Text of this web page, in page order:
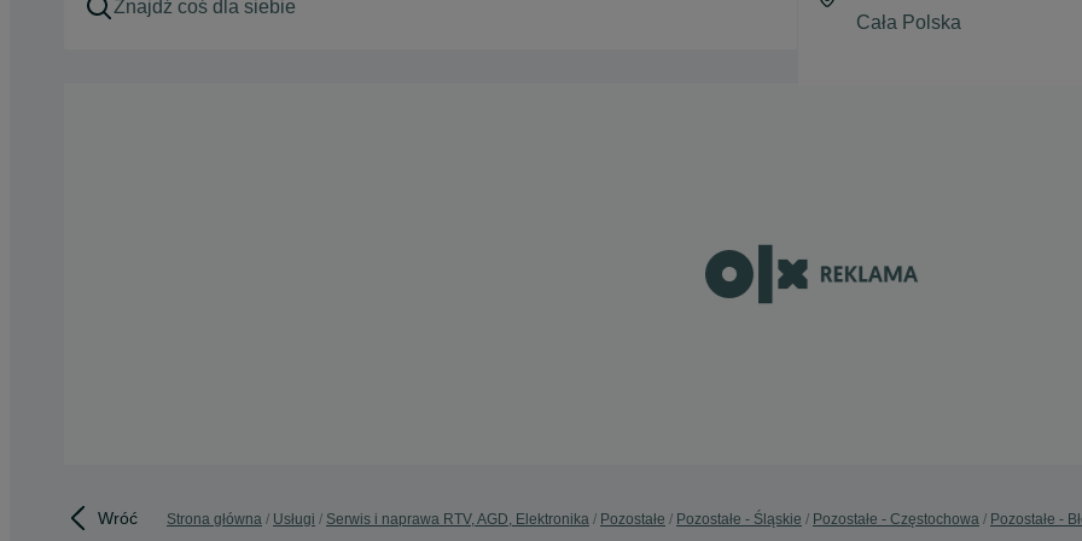
Wróć Strona główna Usługi Serwis i naprawa RTV, AGD, Elektronika Pozostałe Pozostałe - Śląskie Pozostałe - Częstochowa Pozostałe -